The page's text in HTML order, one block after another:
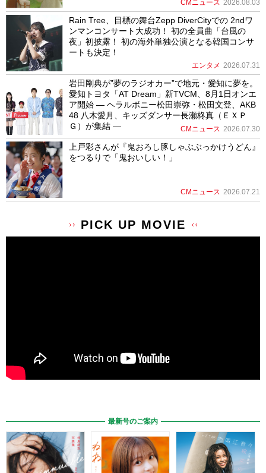
CMニュース 2026.08.03
Rain Tree、目標の舞台Zepp DiverCityでの 2ndワ
ンマンコンサート大成功！ 初の全員曲「台風の
夜」初披露！ 初の海外単独公演となる韓国コンサ
ートも決定！
エンタメ 2026.07.31
岩田剛典が”夢のラジオカー”で地元・愛知に夢を。
愛知トヨタ「AT Dream」新TVCM、8月1日オンエ
ア開始 ― ヘラルボニー松田崇弥・松田文登、AKB
48 八木愛月、キッズダンサー長瀬柊真（ＥＸＰ
Ｇ）が集結 ―
CMニュース 2026.07.30
上戸彩さんが『鬼おろし豚しゃぶぶっかけうどん』
をつるりで「鬼おいしい！」
CMニュース 2026.07.21
PICK UP MOVIE
最新号のご案内